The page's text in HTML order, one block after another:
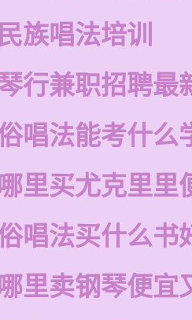
族唱法培训
行兼职招聘最
唱法能考什么
里买尤克里里
唱法买什么书
里卖钢琴便宜